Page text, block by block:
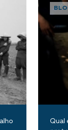
Qual